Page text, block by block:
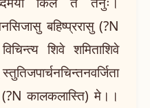
बहिष्प्ररासु (?N
शिवे शमिताशिवे
कालकलास्ति) मे।।